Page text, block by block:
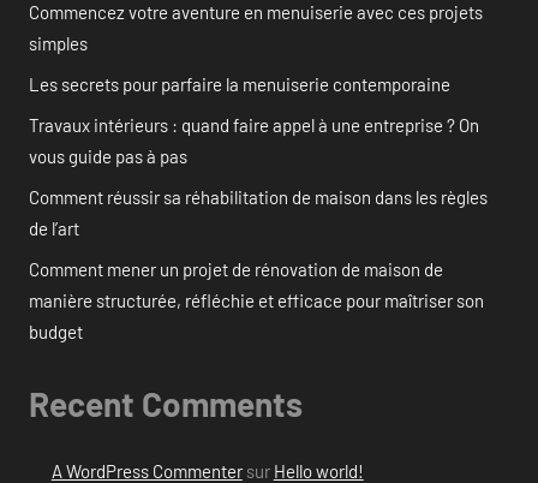
Commencez votre aventure en menuiserie avec ces projets
simples
Les secrets pour parfaire la menuiserie contemporaine
Travaux intérieurs : quand faire appel à une entreprise ? On
vous guide pas à pas
Comment réussir sa réhabilitation de maison dans les règles
de l’art
Comment mener un projet de rénovation de maison de
manière structurée, réfléchie et efficace pour maîtriser son
budget
Recent Comments
A WordPress Commentersur Hello world!